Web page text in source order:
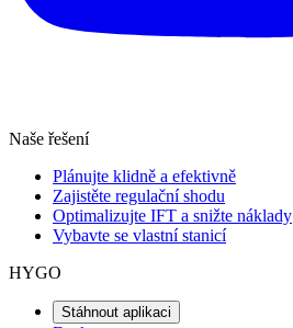
Naše řešení
Plánujte klidně a efektivně
Zajistěte regulační shodu
Optimalizujte IFT a snižte náklady
Vybavte se vlastní stanicí
HYGO
Stáhnout aplikaci